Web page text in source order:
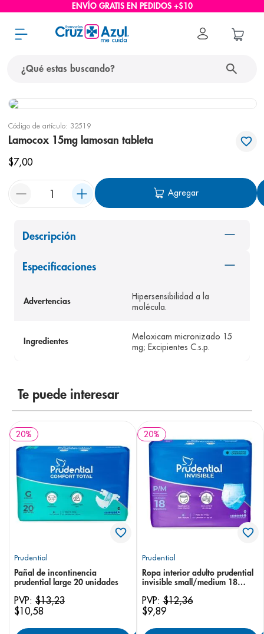
ENVÍO GRATIS EN PEDIDOS +$10
Código de artículo: 32519
Lamocox 15mg lamosan tableta
$7,00
Agregar
Descripción
Especificaciones
Advertencias
Hipersensibilidad a la
molécula.
Ingredientes
Meloxicam micronizado 15
mg; Excipientes C.s.p.
Te puede interesar
20%
Prudential
Pañal de incontinencia
prudential large 20 unidades
PVP: $13,23
$10,58
20%
Prudential
Ropa interior adulto prudential
invisible small/medium 18
PVP:$12,36
$9,89
términos más buscados
protector solar
6. shampoo
9. panolini